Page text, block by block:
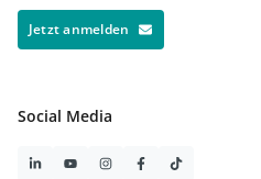
Jetzt anmelden
Social Media